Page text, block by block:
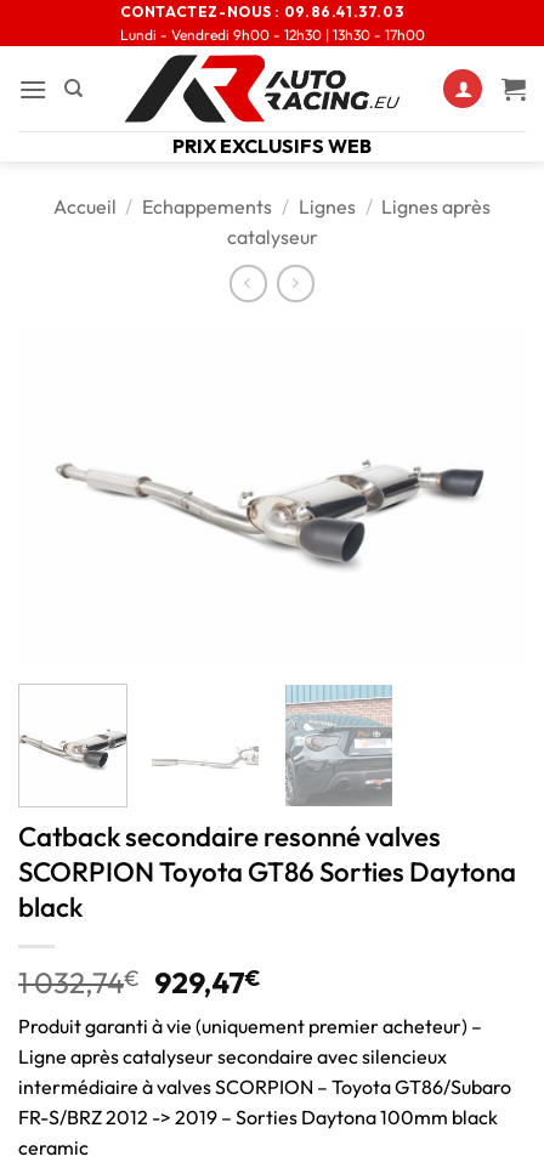
CONTACTEZ-NOUS : 09.86.41.37.03
Lundi - Vendredi 9h00 - 12h30 | 13h30 - 17h00
PRIX EXCLUSIFS WEB
Accueil / Echappements / Lignes / Lignes après
catalyseur
Catback secondaire resonné valves
SCORPION Toyota GT86 Sorties Daytona
black
1 032,74€ 929,47€
Produit garanti à vie (uniquement premier acheteur) –
Ligne après catalyseur secondaire avec silencieux
intermédiaire à valves SCORPION – Toyota GT86/Subaro
FR-S/BRZ 2012 -> 2019 – Sorties Daytona 100mm black
ceramic